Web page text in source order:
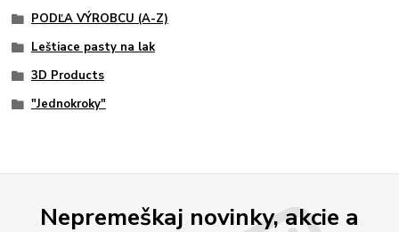
PODĽA VÝROBCU (A-Z)
Leštiace pasty na lak
3D Products
"Jednokroky"
Nepremeškaj novinky, akcie a